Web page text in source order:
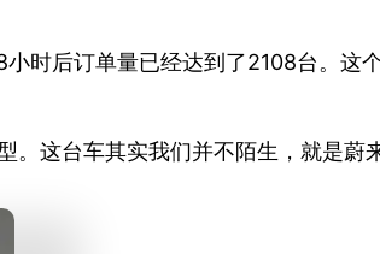
时后订单量已经达到了2108台。这
这台车其实我们并不陌生，就是蔚